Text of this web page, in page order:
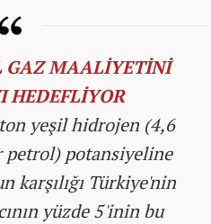
GAZ MAALİYETİNİ
yeşil hidrojen (4,6
petrol) potansiyeline
karşılığı Türkiye'nin
yüzde 5'inin bu